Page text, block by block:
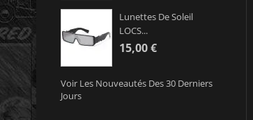
Lunettes De Soleil
LOCS...
15,00 €
Voir Les Nouveautés Des 30 Derniers
Jours